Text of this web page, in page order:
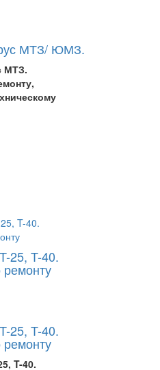
МТЗ/ ЮМЗ.
МТЗ.
25, T-40.
ремонту
25, T-40.
ремонту
T-40.